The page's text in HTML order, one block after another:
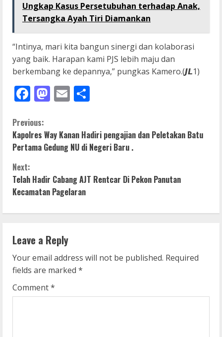
Ungkap Kasus Persetubuhan terhadap Anak,
Tersangka Ayah Tiri Diamankan
“Intinya, mari kita bangun sinergi dan kolaborasi
yang baik. Harapan kami PJS lebih maju dan
berkembang ke depannya,” pungkas Kamero.(𝙅𝙇1)
Facebook
Mastodon
Email
C
o
n
t
i
n
u
e
R
Previous:
Kapolres Way Kanan Hadiri pengajian dan Peletakan Batu
Pertama Gedung NU di Negeri Baru .
Next:
Telah Hadir Cabang AJT Rentcar Di Pekon Panutan
Kecamatan Pagelaran
Leave a Reply
Your email address will not be published. Required
fields are marked *
Comment*